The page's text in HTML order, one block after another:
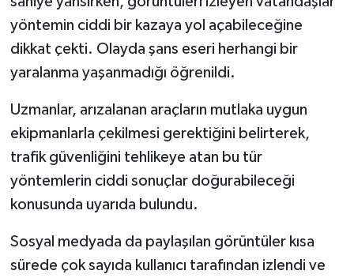
yöntemin ciddi bir kazaya yol açabileceğine
dikkat çekti. Olayda şans eseri herhangi bir
yaralanma yaşanmadığı öğrenildi.
Uzmanlar, arızalanan araçların mutlaka uygun
ekipmanlarla çekilmesi gerektiğini belirterek,
trafik güvenliğini tehlikeye atan bu tür
yöntemlerin ciddi sonuçlar doğurabileceği
konusunda uyarıda bulundu.
Sosyal medyada da paylaşılan görüntüler kısa
sürede çok sayıda kullanıcı tarafından izlendi ve